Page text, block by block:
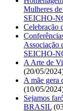
Mulheres
SEICHO-
Celebração
SEICHO-
A Arte de
(20/05/
A mãe
(10/05/
Sejamos
BRASIL